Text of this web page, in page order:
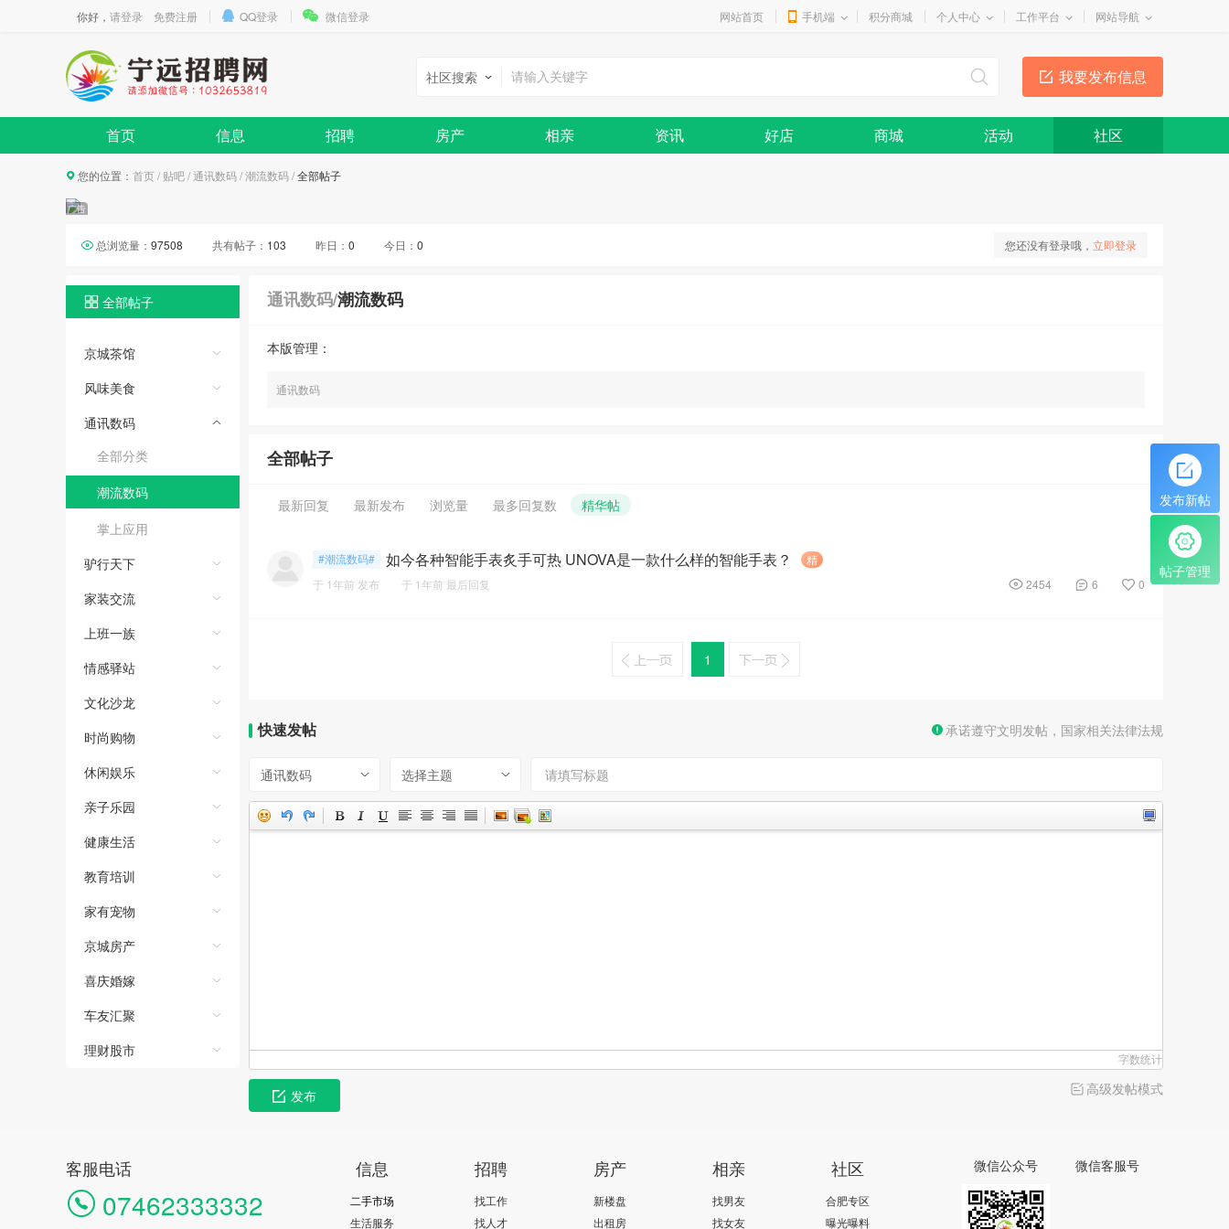
你好， 请登录 免费注册 QQ登录 微信登录 网站首页 手机端 积分商城 个人中心 工作平台 网站导航
我要发布信息
社区搜索
首页 信息 招聘 房产 相亲 资讯 好店 商城 活动 社区
您的位置： 首页/ 贴吧/通讯数码/潮流数码/全部帖子
您还没有登录哦， 立即登录
总浏览量： 97508 共有帖子： 103 昨日： 0 今日： 0
全部帖子
京城茶馆
风味美食
通讯数码
全部分类
潮流数码
掌上应用
驴行天下
家装交流
上班一族
情感驿站
文化沙龙
时尚购物
休闲娱乐
亲子乐园
健康生活
教育培训
家有宠物
京城房产
喜庆婚嫁
车友汇聚
理财股市
通讯数码/潮流数码
本版管理：
通讯数码
全部帖子
最新回复 最新发布 浏览量 最多回复数 精华帖
#潮流数码# 如今各种智能手表炙手可热 UNOVA是一款什么样的智能手表？
精
2454
6 0
于 1年前 发布 于 1年前 最后回复
1
承诺遵守文明发帖，国家相关法律法规
快速发帖
通讯数码 选择主题
字数统计
高级发帖模式
发布
客服电话
07462333332
信息
二手市场
生活服务
招聘
找工作
找人才
房产
新楼盘
出租房
相亲
找男友
找女友
社区
合肥专区
曝光曝料
微信公众号 微信客服号
发布新帖
帖子管理